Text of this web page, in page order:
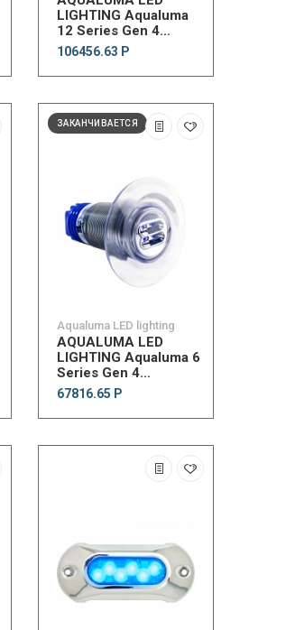
LIGHTING Aqualuma
12 Series Gen 4
Underwater Light -
Blue
106456.63 Р
ЗАКАНЧИВАЕТСЯ
Aqualuma LED lighting
AQUALUMA LED
LIGHTING Aqualuma 6
Series Gen 4
Underwater Light -
White
67816.65 Р